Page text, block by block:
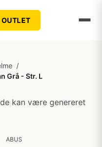
OUTLET
/
Grå - Str. L
kan være genereret
ABUS